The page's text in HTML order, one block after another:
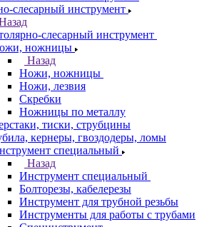
слесарный инструмент
слесарный инструмент
ножницы
Назад
Ножи, ножницы
Ножи, лезвия
Скребки
Ножницы по металлу
тиски, струбцины
кернеры, гвоздодеры, ломы
специальный
Назад
Инструмент специальный
Болторезы, кабелерезы
Инструмент для трубной резьбы
Инструменты для работы с трубами